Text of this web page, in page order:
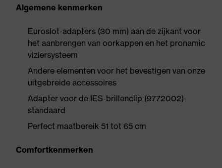
Algemene kenmerken
Euroslot-adapters (30 mm) aan de zijkant voor
het aanbrengen van oorkappen en het pronamic
viziersysteem
Andere elementen voor het bevestigen van onze
uitgebreide accessoires
Adapter voor de IES-brillenclip (9772002)
standaard
Perfect maatbereik 51 tot 65 cm
Comfortkenmerken